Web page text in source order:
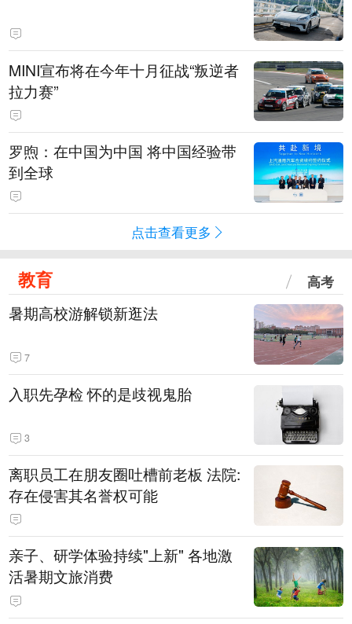
MINI宣布将在今年十月征战“叛逆者
拉力赛”
罗煦：在中国为中国 将中国经验带
到全球
点击查看更多
教育 高考
暑期高校游解锁新逛法
7
入职先孕检 怀的是歧视鬼胎
3
离职员工在朋友圈吐槽前老板 法院:
存在侵害其名誉权可能
亲子、研学体验持续"上新" 各地激
活暑期文旅消费